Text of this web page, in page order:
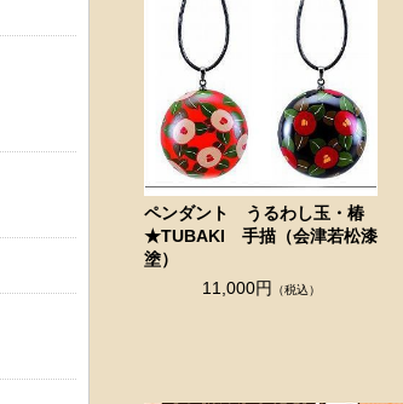
ペンダント うるわし玉・椿
★TUBAKI 手描（会津若松漆
塗）
11,000円 （税込）